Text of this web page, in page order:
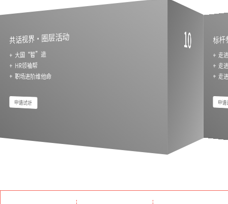
共话视界·圈层活动
+ 大国“智”造
+ HR领袖帮
+ 职场进阶维他命
申请试听
10 标
+ 走
+ 走
+ 走
申